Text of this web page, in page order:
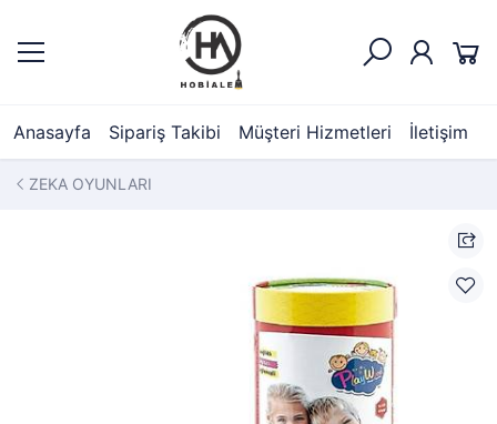
Anasayfa Sipariş Takibi Müşteri Hizmetleri İletişim
ZEKA OYUNLARI